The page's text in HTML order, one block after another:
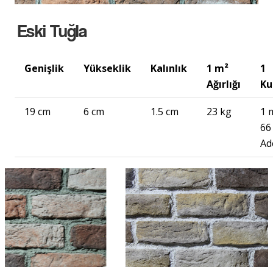
Eski Tuğla
Genişlik Yükseklik Kalınlık
1 m²
Ağırlığı
1
19 cm 6 cm 1.5 cm 23 kg
1
66